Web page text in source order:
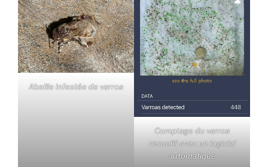
Abeille infestée de varroa
Comptage du varroa
recueilli avec un logiciel
automatique